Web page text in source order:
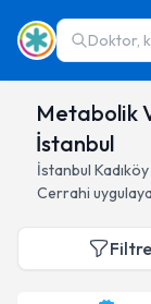
Doktor,
Metabolik
İstanbul
İstanbul Kadıköy
Cerrahi